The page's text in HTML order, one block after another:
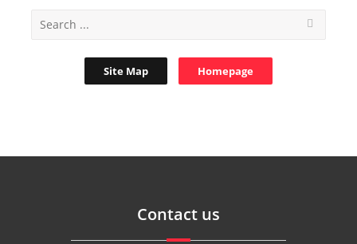
Site Map Homepage
Contact us